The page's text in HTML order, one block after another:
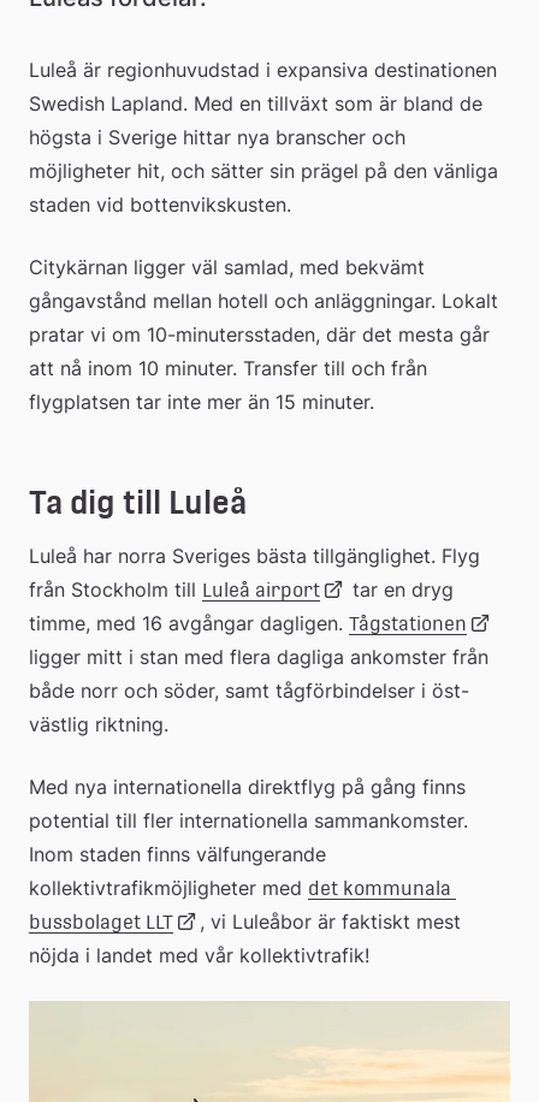
Luleå är regionhuvudstad i expansiva destinationen
Swedish Lapland. Med en tillväxt som är bland de
högsta i Sverige hittar nya branscher och
möjligheter hit, och sätter sin prägel på den vänliga
staden vid bottenvikskusten.
Citykärnan ligger väl samlad, med bekvämt
gångavstånd mellan hotell och anläggningar. Lokalt
pratar vi om 10-minutersstaden, där det mesta går
att nå inom 10 minuter. Transfer till och från
flygplatsen tar inte mer än 15 minuter.
Ta dig till Luleå
Luleå har norra Sveriges bästa tillgänglighet. Flyg
från Stockholm till Luleå airport Länk
till
webbplats
tar en dryg
timme, med 16 avgångar dagligen. Tågstationen Länk
till
ligger mitt i stan med flera dagliga ankomster från
både norr och söder, samt tågförbindelser i öst-
västlig riktning.
Med nya internationella direktflyg på gång finns
potential till fler internationella sammankomster.
Inom staden finns välfungerande
kollektivtrafikmöjligheter med det kommunala
bussbolaget LLT Länk, vi Luleåbor är faktiskt mest
nöjda i landet med vår kollektivtrafik!